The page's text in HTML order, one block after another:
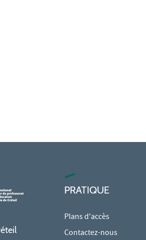
PRATIQUE
Plans d'accès
Contactez-nous